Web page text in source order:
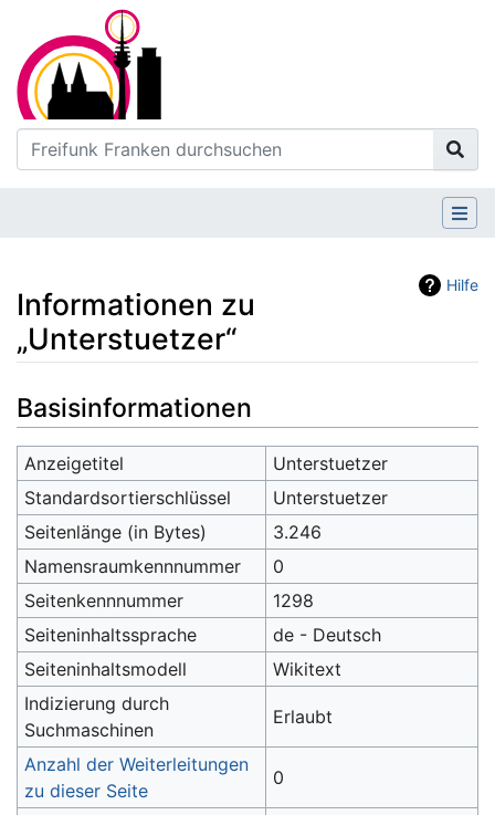
Hilfe
Informationen zu
„Unterstuetzer“
Wechseln zu: Navigation
Basisinformationen
Anzeigetitel
Unterstuetzer
Standardsortierschlüssel
Unterstuetzer
Seitenlänge (in Bytes)
3.246
Namensraumkennnummer
0
Seitenkennnummer
1298
Seiteninhaltssprache
de - Deutsch
Seiteninhaltsmodell
Wikitext
Indizierung durch
Suchmaschinen
Erlaubt
Anzahl der Weiterleitungen
zu dieser Seite
0